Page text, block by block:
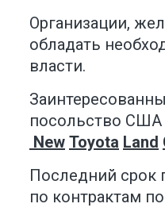
Организации,
обладать
власти.
посольство США
New Toyota Land
Последний срок
по контрактам